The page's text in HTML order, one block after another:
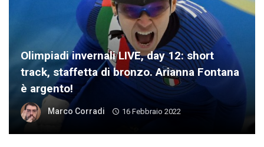
Olimpiadi invernali LIVE, day 12: short
track, staffetta di bronzo. Arianna Fontana
è argento!
Marco Corradi 16 Febbraio 2022